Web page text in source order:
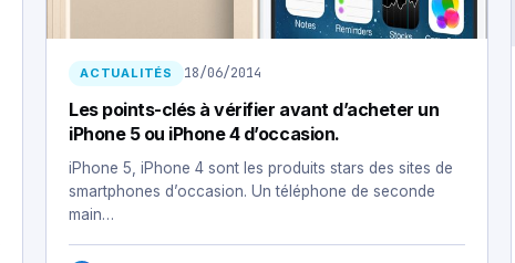
ACTUALITÉS 18/06/2014
Les points-clés à vérifier avant d’acheter un
iPhone 5 ou iPhone 4 d’occasion.
iPhone 5, iPhone 4 sont les produits stars des sites de
smartphones d’occasion. Un téléphone de seconde
main…